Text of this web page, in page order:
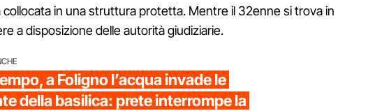
collocata in una struttura protetta. Mentre il 32enne si trova in
a disposizione delle autorità giudiziarie.
a Foligno l’acqua invade le
della basilica: prete interrompe la